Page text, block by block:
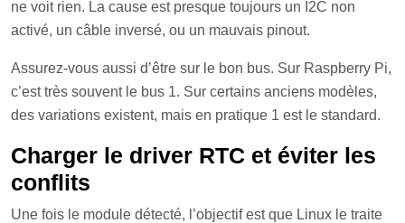
ne voit rien. La cause est presque toujours un I2C non
activé, un câble inversé, ou un mauvais pinout.
Assurez-vous aussi d’être sur le bon bus. Sur Raspberry Pi,
c’est très souvent le bus 1. Sur certains anciens modèles,
des variations existent, mais en pratique 1 est le standard.
Charger le driver RTC et éviter les
conflits
Une fois le module détecté, l’objectif est que Linux le traite